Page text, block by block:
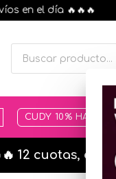
el día 🔥🔥🔥
CUDY 10% HASTA
12 cuotas, en